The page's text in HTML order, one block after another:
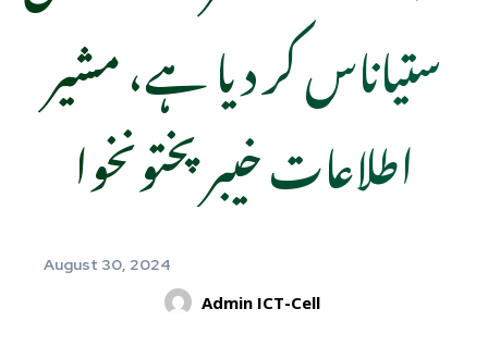
ستیاناس کر دیا ہے، مشیر
اطلاعات خیبر پختونخوا
August 30, 2024
Admin ICT-Cell